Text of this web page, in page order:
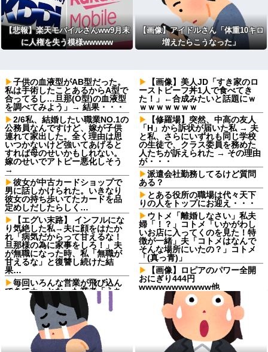
【悲報】楽天モバイルさんww9月末
に人権を失う模様wwwww
【画像】アイドルさん「体重10キロ
増えたらこうなった」
子供の血液型がAB型だった。
私は手術したことあるからA型で
合ってるし…旦那(O型)の血液型
を調べてみよう」→ 結果・・・
2/6私、結婚したい職業NO.1の
公務員なんですけど、嫁が子供
連れて家出した。全く理由は思
いつかないけど強いてあげると
すれば母のせいかもしれない。
嫁のせいでアトピー悪化しそう
→
彼女が中古カードショップで
男に話しかけられた。いきなり
彼女の持ち歩いてたカードを品
定めしだしたらしく…
【エグい末路】 インフルにな
り気絶した私→夫に顔をはたか
れ「病気だからって甘えるな！
旦那様の為に家事をしろ！」夫
が無職になった時、私「無職が
甘えるな」と復讐し続けた結
果…
毎回いろんな営業が飛び込ん
できてカッとなった業者「うち
で飼ってる犬の散歩でも行きや
がれ！」私「いいんですか！」
→ すると・・・
【仰天】X、メンエス嬢とラウ
ンジ嬢が熾烈な女の争いを繰り
広げ対戦型になってしまうw w
【画像】美人JD「すき家のロ
ーストビーフ丼1人で食べてき
た！」←合成みたいと話題にｗ
ｗｗｗｗｗｗｗ
【修羅場】突然、中高の友人
「H」から訴状が届いた私 → 夫
と私、さらにいずれも同じ学校
の生徒で、クラス委員を務めた
人たちが訴えられた → その理由
が・・・
派遣会社勤務してるけど質問
ある？
とある役所の職場は代々天下
りの人をトップにお迎え・・・
ウトメ「離婚しなさい」私夫
婦「！？」コトメ「いかがわし
いお店に入ってくのを見た！特
徴が一緒」夫「コトメはなんで
そんな場所にいたの？」コトメ
「(真っ青)」
【画像】ロピアのパワー全開
おにぎり444円
wwwwwwwwwww他
フロムアースキッズ、地域と
大学生が連携し子どもの「自
育」を育むイベント「諸福ジー
ク×Lifehug」を8月23日に開催
【悲報】２ｍの奴に身長
170cmが勝てる可能性が一番高